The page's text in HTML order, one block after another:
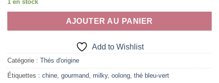
1 en stock
AJOUTER AU PANIER
Add to Wishlist
Catégorie : Thés d'origine
Étiquettes : chine, gourmand, milky, oolong, thé bleu-vert